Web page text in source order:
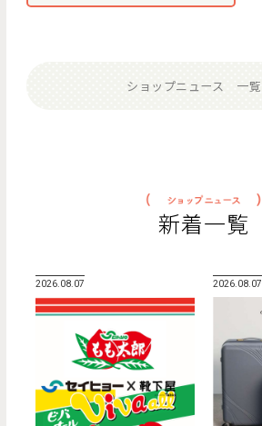
ショップニュース 一覧
新着一覧
2026.08.07 2026.08.07